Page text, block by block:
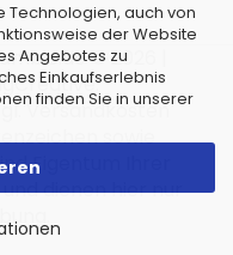
Technologien, auch von
der Website
Angebotes zu
Einkaufserlebnis
finden Sie in unserer
© 2026 |
.
Versandkosten
sowie
Eigentum Ihrer
dienen hier nur